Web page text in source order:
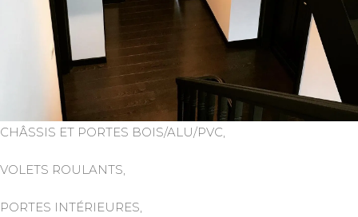
CHÂSSIS ET PORTES BOIS/ALU/PVC,
VOLETS ROULANTS,
PORTES INTÉRIEURES,